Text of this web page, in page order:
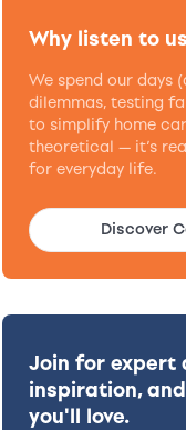
Why listen to
We spend our days
dilemmas, testing
to simplify home
theoretical — it’s
for everyday life.
Discover
Join for expert
inspiration,
you'll love.